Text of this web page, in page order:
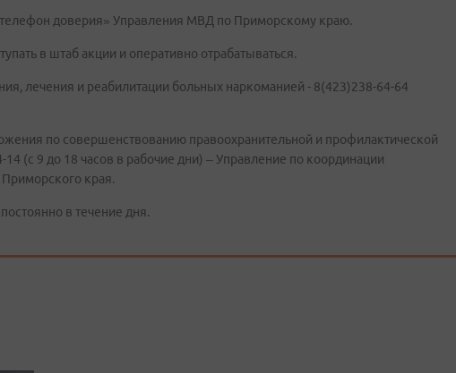
доверия» Управления МВД по Приморскому краю.
в штаб акции и оперативно отрабатываться.
лечения и реабилитации больных наркоманией - 8(423)238-64-64
по совершенствованию правоохранительной и профилактической
(с 9 до 18 часов в рабочие дни) – Управление по координации
края.
в течение дня.